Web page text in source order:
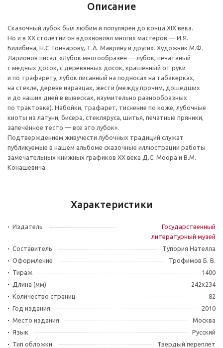
Описание
Сказочный лубок был любим и популярен до конца XIX века.
Но и в XX столетии он вдохновлял многих мастеров — И.Я.
Билибина, Н.С. Гончарову, Т.А. Маврину и других. Художник М.Ф.
Ларионов писал: «Лубок многообразен — лубок, печатаный
с медных досок, с деревянных досок, крашенный от руки
и по трафарету, лубок писанный на подносах на табакерках,
на стекле, дереве изразцах, жести (между прочим, дошедших
и до наших дней в вывесках, изумительно разнообразных
по трактовке). Набойки, трафарет, тиснение по коже, лубочные
киоты из латуни, бисера, стекляруса, шитья, печатные пряники,
запечённое тесто — все это лубок».
Подтверждением живучести лубочных традиций служат
публикуемые в нашем альбоме сказочные иллюстрации работы
замечательных книжных графиков XX века Д.С. Моора и В.М.
Конашевича.
Характеристики
Издатель
Государственный
литературный музей
Составитель
Тупория Нателла
Оформление
Трофимов Б. В.
Тираж
1400
Длина (мм)
242х234
Количество страниц
82
Год издания
2010
Место издания
Москва
Язык
Русский
Тип обложки
Твердый переплет